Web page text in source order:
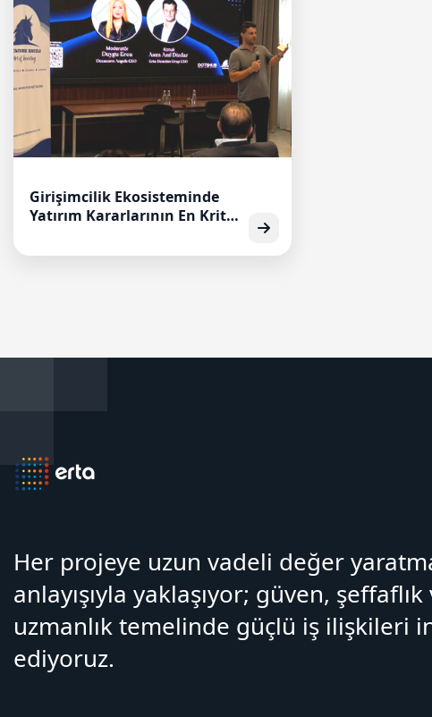
Girişimcilik Ekosisteminde
Yatırım Kararlarının En Kritik
Değerlemesi
Her projeye uzun vadeli değer
anlayışıyla yaklaşıyor; güven, şeffaflık
uzmanlık temelinde güçlü iş ilişkileri
ediyoruz.